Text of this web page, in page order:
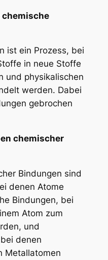
ist ein Prozess, bei
in neue Stoffe
und physikalischen
werden. Dabei
gebrochen
chemischer
Bindungen sind
denen Atome
Bindungen, bei
Atom zum
und
denen
Metallatomen